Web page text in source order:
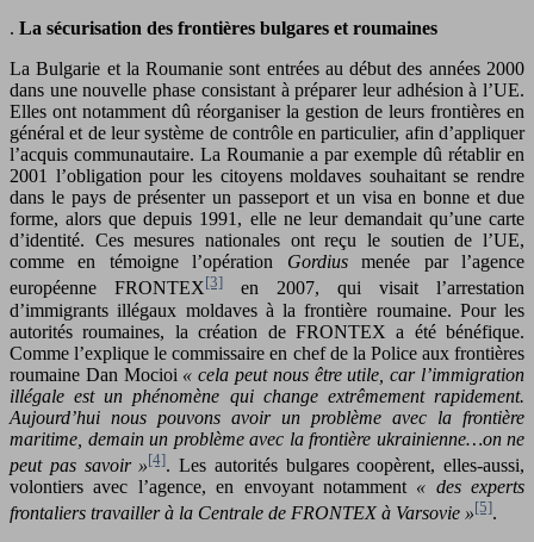
. La sécurisation des frontières bulgares et roumaines
La Bulgarie et la Roumanie sont entrées au début des années 2000
dans une nouvelle phase consistant à préparer leur adhésion à l’UE.
Elles ont notamment dû réorganiser la gestion de leurs frontières en
général et de leur système de contrôle en particulier, afin d’appliquer
l’acquis communautaire. La Roumanie a par exemple dû rétablir en
2001 l’obligation pour les citoyens moldaves souhaitant se rendre
dans le pays de présenter un passeport et un visa en bonne et due
forme, alors que depuis 1991, elle ne leur demandait qu’une carte
d’identité. Ces mesures nationales ont reçu le soutien de l’UE,
comme en témoigne l’opération Gordiusmenée par l’agence
européenne FRONTEX[3] en 2007, qui visait l’arrestation
d’immigrants illégaux moldaves à la frontière roumaine. Pour les
autorités roumaines, la création de FRONTEX a été bénéfique.
Comme l’explique le commissaire en chef de la Police aux frontières
roumaine Dan Mocioi « cela peut nous être utile, car l’immigration
illégale est un phénomène qui change extrêmement rapidement.
Aujourd’hui nous pouvons avoir un problème avec la frontière
maritime, demain un problème avec la frontière ukrainienne…on ne
peut pas savoir »[4]. Les autorités bulgares coopèrent, elles-aussi,
volontiers avec l’agence, en envoyant notamment « des experts
frontaliers travailler à la Centrale de FRONTEX à Varsovie »[5].